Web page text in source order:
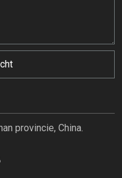
provincie, China.